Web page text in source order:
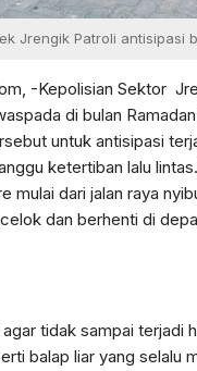
Jrengik Patroli antisipasi
-Kepolisian Sektor
di bulan
untuk antisipasi
ketertiban lalu
mulai dari jalan raya
dan berhenti di
tidak sampai terjadi
balap liar yang selalu